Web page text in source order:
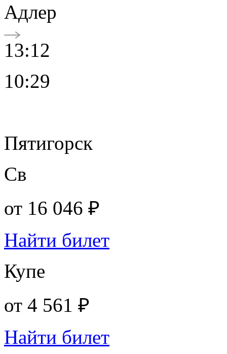
Адлер
13:12
10:29
Пятигорск
Св
от 16 046 ₽
Найти билет
Купе
от 4 561 ₽
Найти билет